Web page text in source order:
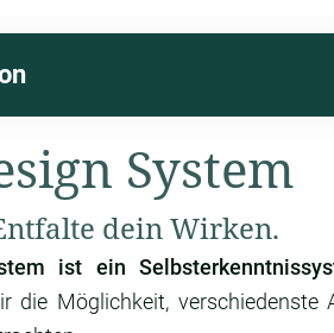
System
dein Wirken.
ist ein
die Möglichkeit,